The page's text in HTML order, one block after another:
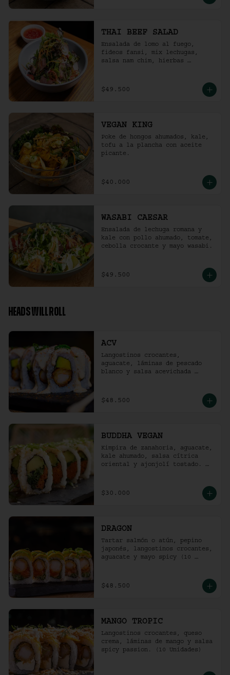
THAI BEEF SALAD
Ensalada de lomo al fuego,
fideos fansi, mix lechugas,
salsa nam chim, hierbas
tostado.
$49.500
VEGAN KING
Poke de hongos ahumados, kale,
tofu a la plancha con aceite
picante.
$40.000
WASABI CAESAR
Ensalada de lechuga romana y
kale con pollo ahumado, tomate,
cebolla crocante y mayo wasabi.
$49.500
HEADS WILL ROLL
ACV
Langostinos crocantes,
aguacate, láminas de pescado
blanco y salsa acevichada
$48.500
BUDDHA VEGAN
Kimpira de zanahoria, aguacate,
kale ahumado, salsa cítrica
oriental y ajonjolí tostado.
$30.000
DRAGON
Tartar salmón o atún, pepino
japonés, langostinos crocantes,
aguacate y mayo spicy (10
$48.500
MANGO TROPIC
Langostinos crocantes, queso
crema, láminas de mango y salsa
spicy passion. (10 Unidades)